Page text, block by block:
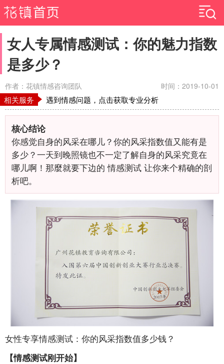
女人专属情感测试：你的魅力指数
是多少？
作者：花镇情感咨询团队 时间：2019-10-01
相关服务 遇到情感问题，点击获取专业分析
核心结论
你感觉自身的风采在哪儿？你的风采指数值又能有是
多少？一天到晚照镜也不一定了解自身的风采究竟在
哪儿啊！那麼就要下边的情感测试 让你来个精确的剖
析吧。
女性专享情感测试：你的风采指数值多少钱？
【情感测试刚开始】